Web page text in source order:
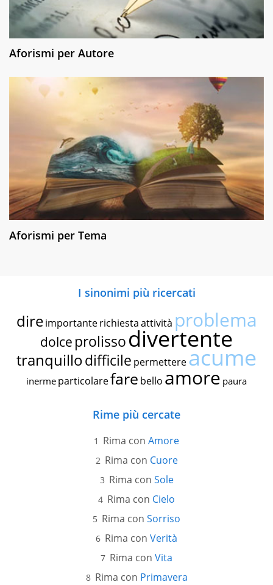
Aforismi per Autore
Aforismi per Tema
I sinonimi più ricercati
dire importante richiestaattività problema
dolce prolissodivertente
tranquillodifficile permettereacume
inerme particolarefare bello amore paura
Rime più cercate
Rima con Amore
Rima con Cuore
Rima con Sole
Rima con Cielo
Rima con Sorriso
Rima con Verità
Rima con Vita
Rima con Primavera